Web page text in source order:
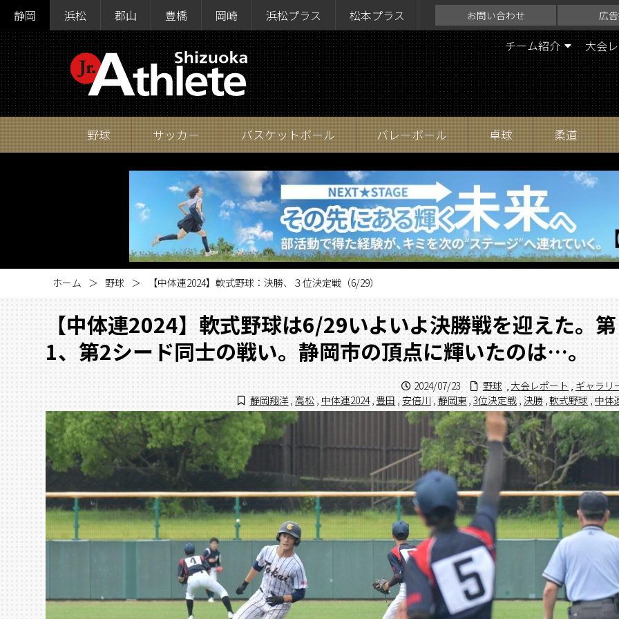
静岡 浜松 郡山 豊橋 岡崎 浜松プラス 松本プラス お問い合わせ 広
チーム紹介 大会
野球 サッカー バスケットボール バレーボール 卓球 柔道
ホーム 野球 【中体連2024】軟式野球：決勝、３位決定戦（6/29）
【中体連2024】軟式野球は6/29いよいよ決勝戦を迎えた。第
1、第2シード同士の戦い。静岡市の頂点に輝いたのは…。
2024/07/23 野球 , 大会レポート , ギャラリ
静岡翔洋, 高松 , 中体連2024 , 豊田 , 安倍川 , 静岡東 , 3位決定戦 , 決勝 ,軟式野球 , 中体